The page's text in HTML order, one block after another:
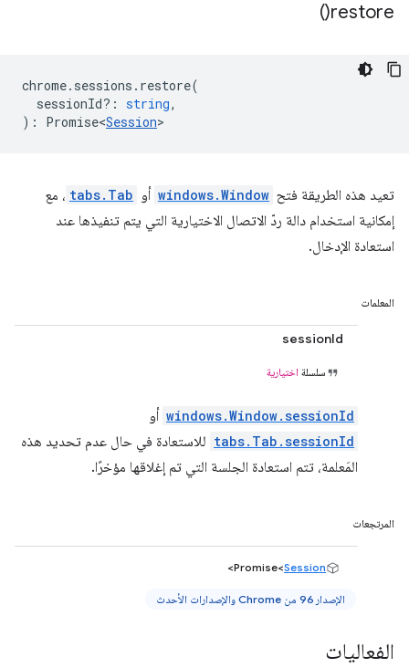
restore(
)
chrome. sessions . restore(
sessionId? : string,
) : Promise<Session>
تعيد هذه الطريقة فتح windows.Window أو tabs.Tab ، مع
إمكانية استخدام دالة ردّ الاتصال الاختيارية التي يتم تنفيذها عند
استعادة الإدخال.
المعلمات
sessionId
سلسلة اختيارية
windows.Window.sessionId أو
tabs.Tab.sessionId للاستعادة في حال عدم تحديد هذه
المَعلمة، تتم استعادة الجلسة التي تم إغلاقها مؤخرًا.
المرتجعات
Promise<Session
>
الإصدار 96 من Chrome والإصدارات الأحدث
الفعاليات